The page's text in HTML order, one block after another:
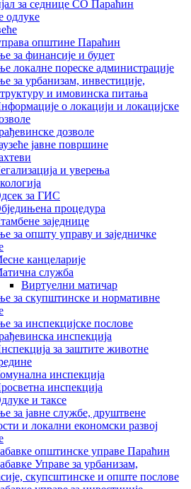
за седнице СО Параћин
одлуке
општине Параћин
за финансије и буџет
локалне пореске администрације
за урбанизам, инвестиције,
и имовинска питања
о локацији и локацијске
дозволе
јавне површине
и уверења
за ГИС
процедура
заједнице
за општу управу и заједничке
канцеларије
служба
Виртуелни матичар
за скупштинске и нормативне
за инспекцијске послове
инспекција
за заштите животне
инспекција
инспекција
и таксе
за јавне службе, друштвене
и локални економски развој
општинске управе Параћин
Управе за урбанизам,
скупсштинске и опште послове